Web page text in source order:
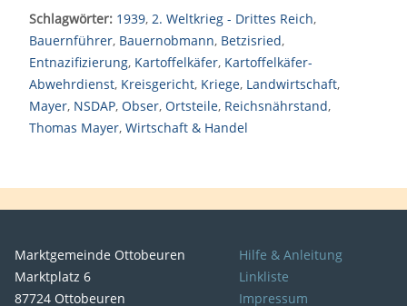
Schlagwörter: 1939, 2. Weltkrieg - Drittes Reich,
Bauernführer, Bauernobmann, Betzisried,
Entnazifizierung, Kartoffelkäfer, Kartoffelkäfer-
Abwehrdienst, Kreisgericht, Kriege, Landwirtschaft,
Mayer, NSDAP, Obser, Ortsteile, Reichsnährstand,
Thomas Mayer, Wirtschaft & Handel
Marktgemeinde Ottobeuren
Marktplatz 6
87724 Ottobeuren
Hilfe & Anleitung
Linkliste
Impressum